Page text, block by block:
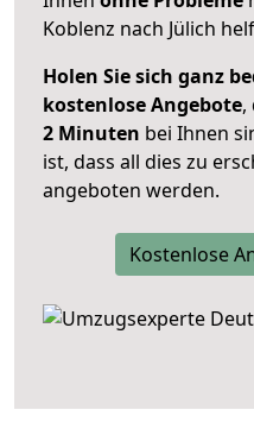
Koblenz nach Jülich
Holen Sie sich ganz
kostenlose Angebote,
2 Minuten bei Ihnen
ist, dass all dies zu
angeboten werden.
Kostenlose